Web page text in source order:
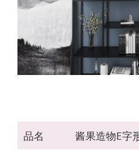
品名
酱果造物E字